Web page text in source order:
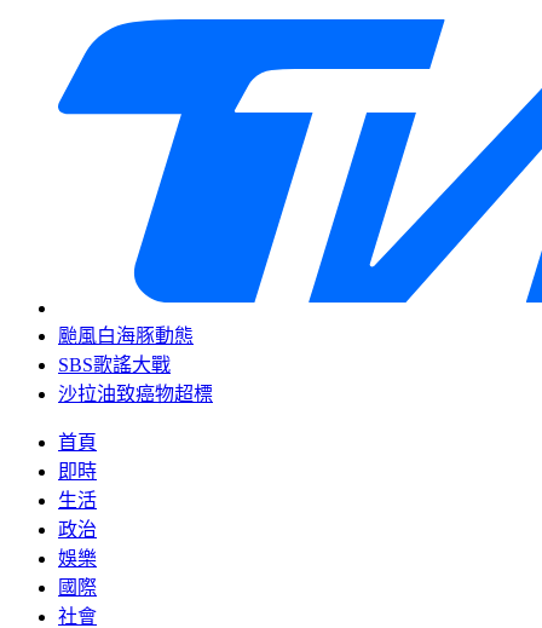
颱風白海豚動態
SBS歌謠大戰
沙拉油致癌物超標
首頁
即時
生活
政治
娛樂
國際
社會